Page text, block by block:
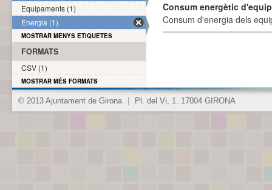
Consum energètic
Consum d'energia dels
Equipaments (1)
Energia (1)
MOSTRAR MENYS ETIQUETES
FORMATS
CSV (1)
MOSTRAR MÉS FORMATS
© 2013 Ajuntament de Girona Pl. del Vi, 1. 17004 GIRONA